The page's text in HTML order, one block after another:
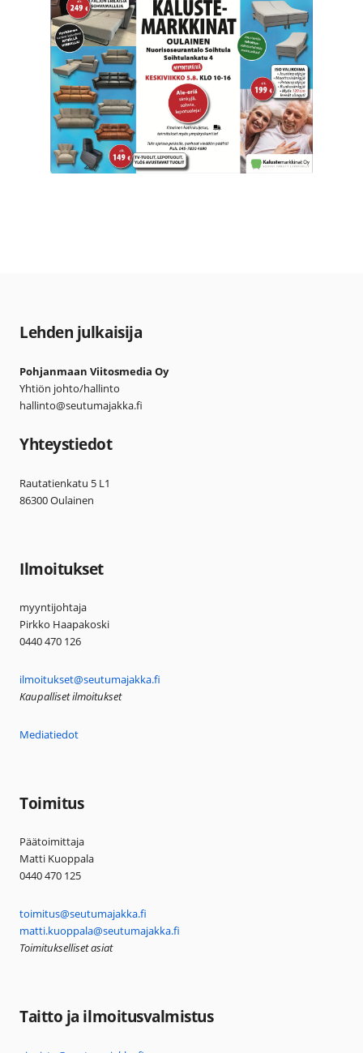
Lehden julkaisija
Pohjanmaan Viitosmedia Oy
Yhtiön johto/hallinto
hallinto@seutumajakka.fi
Yhteystiedot
Rautatienkatu 5 L1
86300 Oulainen
Ilmoitukset
myyntijohtaja
Pirkko Haapakoski
0440 470 126
ilmoitukset@seutumajakka.fi
Kaupalliset ilmoitukset
Mediatiedot
Toimitus
Päätoimittaja
Matti Kuoppala
0440 470 125
toimitus@seutumajakka.fi
matti.kuoppala@seutumajakka.fi
Toimitukselliset asiat
Taitto ja ilmoitusvalmistus